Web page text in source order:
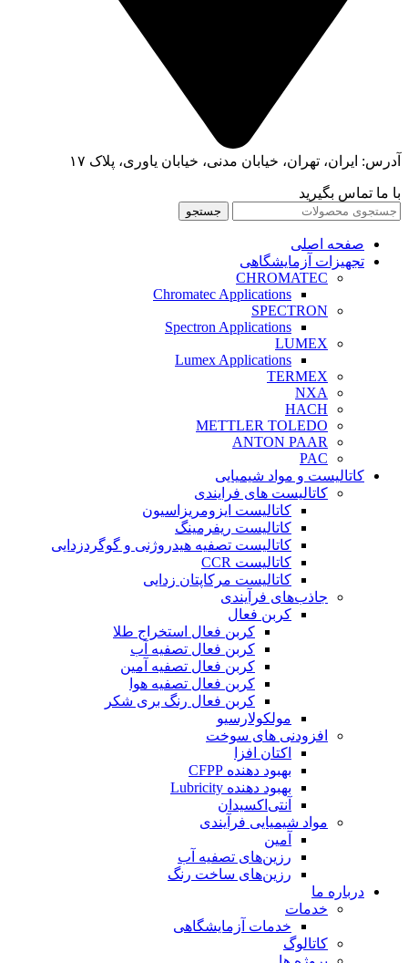
آدرس: ایران، تهران، خیابان مدنی، خیابان یاوری، پلاک ۱۷
با ما تماس بگیرید
جستجو
صفحه اصلی
تجهیزات آزمایشگاهی
CHROMATEC
Chromatec Applications
SPECTRON
Spectron Applications
LUMEX
Lumex Applications
TERMEX
NXA
HACH
METTLER TOLEDO
ANTON PAAR
PAC
کاتالیست و مواد شیمیایی
کاتالیست های فرایندی
کاتالیست ایزومریزاسیون
کاتالیست ریفرمینگ
کاتالیست تصفیه هیدروژنی و گوگردزدایی
کاتالیست CCR
کاتالیست مرکاپتان زدایی
جاذب‌های فرآیندی
کربن فعال
کربن فعال استخراج طلا
کربن فعال تصفیه آب
کربن فعال تصفیه آمین
کربن فعال تصفیه هوا
کربن فعال رنگ بری شکر
مولکولارسیو
افزودنی های سوخت
اکتان افزا
بهبود دهنده CFPP
بهبود دهنده Lubricity
آنتی‌اکسیدان
مواد شیمیایی فرآیندی
آمین
رزین‌های تصفیه آب
رزین‌های ساخت رنگ
درباره ما
خدمات
خدمات آزمایشگاهی
کاتالوگ